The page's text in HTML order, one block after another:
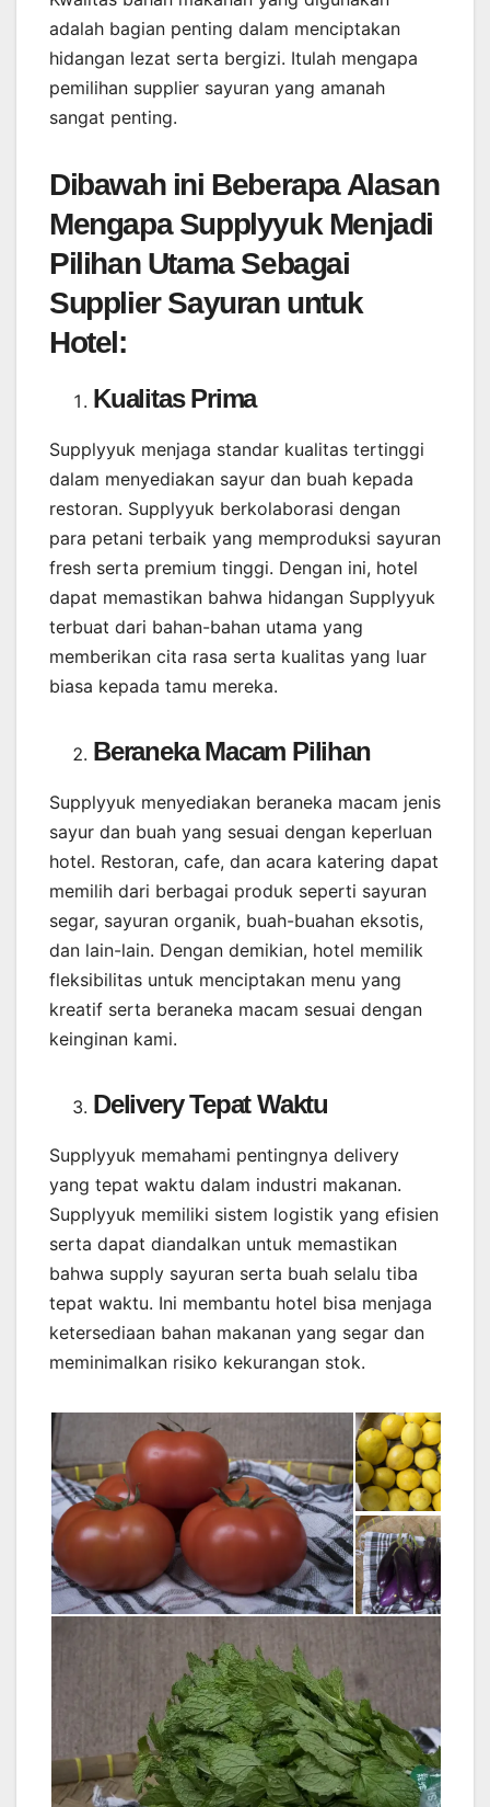
adalah bagian penting dalam menciptakan
hidangan lezat serta bergizi. Itulah mengapa
pemilihan supplier sayuran yang amanah
sangat penting.
Dibawah ini Beberapa Alasan
Mengapa Supplyyuk Menjadi
Pilihan Utama Sebagai
Supplier Sayuran untuk
Hotel:
Kualitas Prima
Supplyyuk menjaga standar kualitas tertinggi
dalam menyediakan sayur dan buah kepada
restoran. Supplyyuk berkolaborasi dengan
para petani terbaik yang memproduksi sayuran
fresh serta premium tinggi. Dengan ini, hotel
dapat memastikan bahwa hidangan Supplyyuk
terbuat dari bahan-bahan utama yang
memberikan cita rasa serta kualitas yang luar
biasa kepada tamu mereka.
Beraneka Macam Pilihan
Supplyyuk menyediakan beraneka macam jenis
sayur dan buah yang sesuai dengan keperluan
hotel. Restoran, cafe, dan acara katering dapat
memilih dari berbagai produk seperti sayuran
segar, sayuran organik, buah-buahan eksotis,
dan lain-lain. Dengan demikian, hotel memilik
fleksibilitas untuk menciptakan menu yang
kreatif serta beraneka macam sesuai dengan
keinginan kami.
Delivery Tepat Waktu
Supplyyuk memahami pentingnya delivery
yang tepat waktu dalam industri makanan.
Supplyyuk memiliki sistem logistik yang efisien
serta dapat diandalkan untuk memastikan
bahwa supply sayuran serta buah selalu tiba
tepat waktu. Ini membantu hotel bisa menjaga
ketersediaan bahan makanan yang segar dan
meminimalkan risiko kekurangan stok.